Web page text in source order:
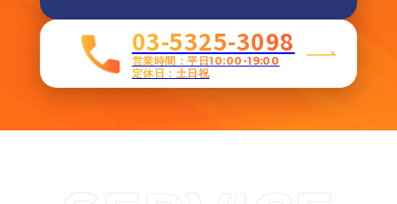
03-5325-3098
営業時間：平日10:00-19:00
定休日：土日祝